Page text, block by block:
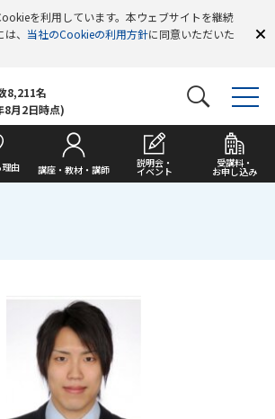
を利用しています。本ウェブサイトを継続
、 当社のCookieの利用方針に同意いただいた
8,211名
8月2日時点)
由 講座・教材・講師
説明会・
イベント
受講料・
お申し込み